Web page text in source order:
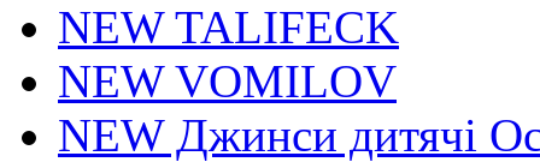
NEW TALIFECK
NEW VOMILOV
NEW Джинси дитячі